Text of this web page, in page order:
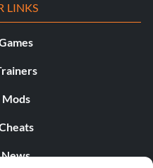
LINKS
Mods